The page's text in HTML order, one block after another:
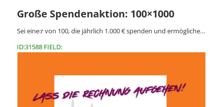
Große Spendenaktion: 100×1000
Sei eine:r von 100, die jährlich 1.000 € spenden und ermögliche…
ID:31588 FIELD: